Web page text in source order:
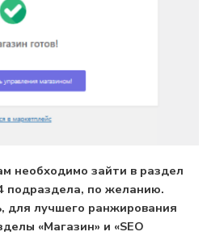
необходимо зайти в раздел
подраздела, по желанию.
для лучшего ранжирования
«Магазин» и «SEO